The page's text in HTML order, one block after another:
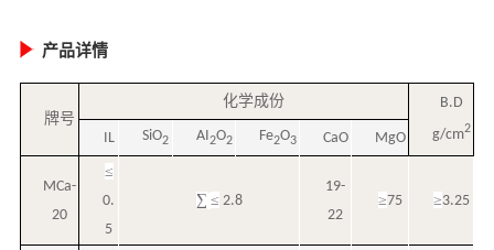
产品详情
牌号
化学成份
B.D
g/cm2
IL SiO2 AI 2O2 Fe2O3 CaO MgO
MCa-
20
≤
0.
5
∑ ≤ 2.8
19-
22
≥75 ≥3.25